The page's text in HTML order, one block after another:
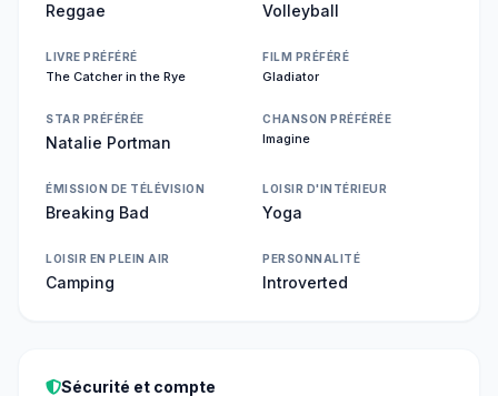
Reggae Volleyball
LIVRE PRÉFÉRÉ
The Catcher in the Rye
FILM PRÉFÉRÉ
Gladiator
STAR PRÉFÉRÉE
Natalie Portman
CHANSON PRÉFÉRÉE
Imagine
ÉMISSION DE TÉLÉVISION
Breaking Bad
LOISIR D'INTÉRIEUR
Yoga
LOISIR EN PLEIN AIR
Camping
PERSONNALITÉ
Introverted
Sécurité et compte